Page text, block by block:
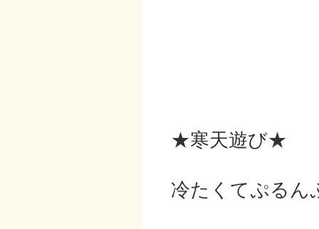
★寒天遊び★
冷たくてぷるん